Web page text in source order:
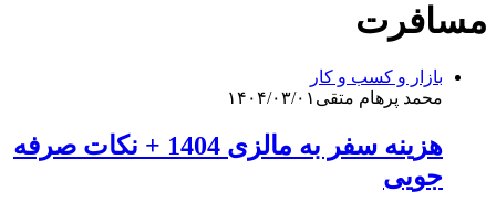
مسافرت
بازار و کسب و کار
محمد پرهام متقی ۱۴۰۴/۰۳/۰۱
هزینه سفر به مالزی 1404 + نکات صرفه
جویی